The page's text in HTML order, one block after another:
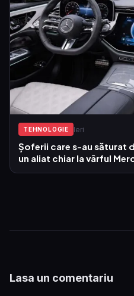
TEHNOLOGIE Ieri
Șoferii care s-au săturat
un aliat chiar la vârful
Lasa un comentariu